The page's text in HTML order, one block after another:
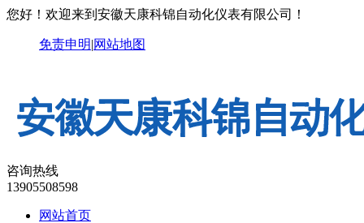
您好！欢迎来到安徽天康科锦自动化仪表有限公司！
免责申明|网站地图
咨询热线
13905508598
网站首页